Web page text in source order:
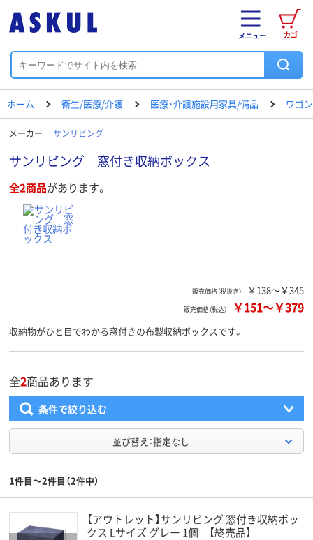
カゴ
メニュー
ホーム 衛生/医療/介護 医療・介護施設用家具/備品 ワゴ
メーカー サンリビング
サンリビング 窓付き収納ボックス
全2商品があります。
販売価格（税抜き） ￥138～￥345
販売価格（税込） ￥151～￥379
収納物がひと目でわかる窓付きの布製収納ボックスです。
全2商品あります
条件で絞り込む
並び替え：指定なし
1件目～2件目（2件中）
【アウトレット】サンリビング 窓付き収納ボッ
クス Lサイズ グレー 1個 【終売品】